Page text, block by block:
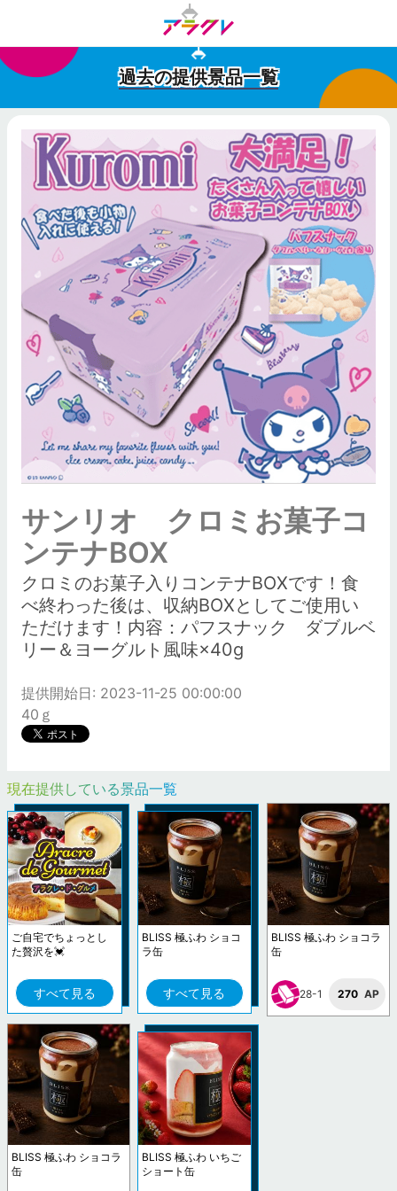
過去の提供景品一覧
サンリオ クロミお菓子コ
ンテナBOX
クロミのお菓子入りコンテナBOXです！食
べ終わった後は、収納BOXとしてご使用い
ただけます！内容：パフスナック ダブルベ
リー＆ヨーグルト風味×40g
提供開始日: 2023-11-25 00:00:00
40ｇ
現在提供している景品一覧
ご自宅でちょっとし
た贅沢を💓
すべて見る
BLISS 極ふわ ショコ
ラ缶
すべて見る
BLISS 極ふわ ショコラ
缶
28-1 270 AP
BLISS 極ふわ ショコラ
缶
BLISS 極ふわ いちご
ショート缶